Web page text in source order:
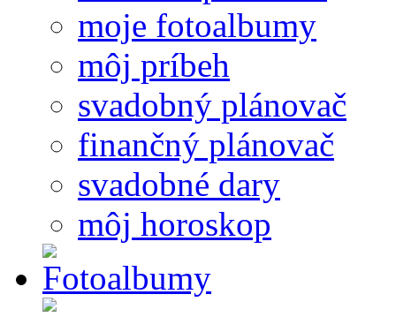
moje fotoalbumy
môj príbeh
svadobný plánovač
finančný plánovač
svadobné dary
môj horoskop